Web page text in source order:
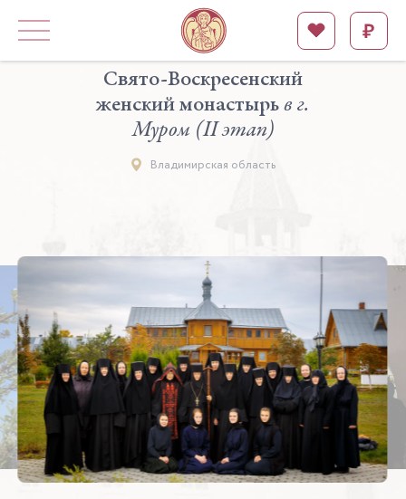
Свято-Воскресенский
женский монастырь в г.
Муром (II этап)
Владимирская область